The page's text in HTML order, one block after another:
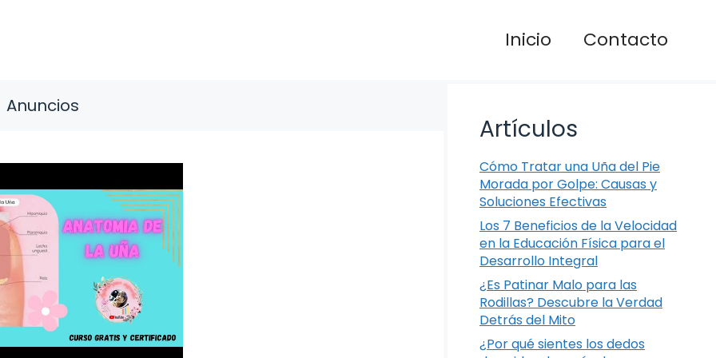
Inicio Contacto
Anuncios
Artículos
Cómo Tratar una Uña del Pie
Morada por Golpe: Causas y
Soluciones Efectivas
Los 7 Beneficios de la Velocidad
en la Educación Física para el
Desarrollo Integral
¿Es Patinar Malo para las
Rodillas? Descubre la Verdad
Detrás del Mito
¿Por qué sientes los dedos